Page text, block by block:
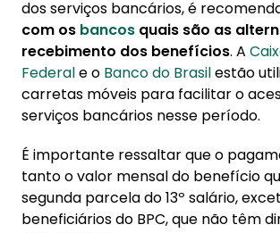
dos serviços bancários, é
com os bancos quais são as
recebimento dos benefícios. A
Federale o Banco do Brasilestão
carretas móveis para facilitar o
serviços bancários nesse período.
É importante ressaltar que o
tanto o valor mensal do benefício
segunda parcela do 13º salário,
beneficiários do BPC, que não têm